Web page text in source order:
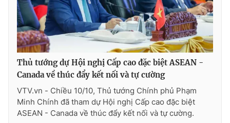
® Cấm sao chép dưới mọi hình thức nếu không có sự chấp
thuận bằng văn bản. Ghi rõ nguồn VTV.vn khi phát hành lại
thông tin từ website này.
Thủ tướng dự Hội nghị Cấp cao đặc biệt ASEAN -
Canada về thúc đẩy kết nối và tự cường
VTV.vn - Chiều 10/10, Thủ tướng Chính phủ Phạm
Minh Chính đã tham dự Hội nghị Cấp cao đặc biệt
ASEAN - Canada về thúc đẩy kết nối và tự cường.